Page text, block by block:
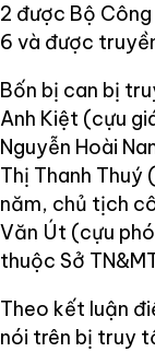
2 được Bộ
6 và được
Bốn bị can bị
Anh Kiệt (cựu
Nguyễn Hoài
Thị Thanh
năm, chủ tịch
Văn Út (cựu
thuộc Sở
Theo kết luận
nói trên bị truy